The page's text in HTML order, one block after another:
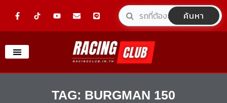
F
a
e
o
o
-
o
t
n
e
l
o
p
e
L
i
e
ค้นหา
TAG: BURGMAN 150